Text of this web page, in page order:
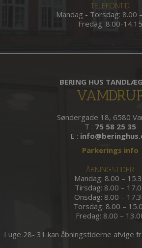
TELEFONTID
Mandag - Torsdag: 8.00
Fredag: 8.00-14.15
BERING HUS
Søndergade 18, 6580
T : 75 58 25 35
E :
Parkerings info
ÅBNINGSTIDER
Mandag: 8.00 –
Tirsdag: 8.00 –
Onsdag: 8.00 –
Torsdag: 8.00 –
Fredag: 8.00 –
I uge 28- 31 kan åbningstiderne afvige